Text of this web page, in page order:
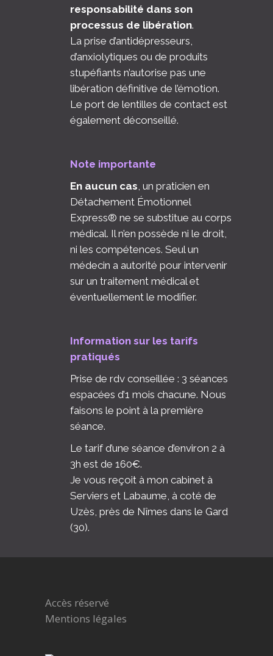
responsabilité dans son
processus de libération.
La prise d’antidépresseurs,
d’anxiolytiques ou de produits
stupéfiants n’autorise pas une
libération définitive de l’émotion.
Le port de lentilles de contact est
également déconseillé.
Note importante
En aucun cas , un praticien en
Détachement Émotionnel
Express® ne se substitue au corps
médical. Il n’en possède ni le droit,
ni les compétences. Seul un
médecin a autorité pour intervenir
sur un traitement médical et
éventuellement le modifier.
Information sur les tarifs
pratiqués
Prise de rdv conseillée : 3 séances
espacées d’1 mois chacune. Nous
faisons le point à la première
séance.
Le tarif d’une séance d’environ 2 à
3h est de 160€.
Je vous reçoit à mon cabinet à
Serviers et Labaume, à coté de
Uzès, près de Nîmes dans le Gard
(30).
Accès réservé
Mentions légales